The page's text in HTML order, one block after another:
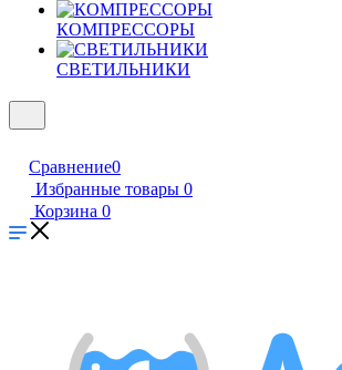
КОМПРЕССОРЫ
СВЕТИЛЬНИКИ
Сравнение0
Избранные товары 0
Корзина 0